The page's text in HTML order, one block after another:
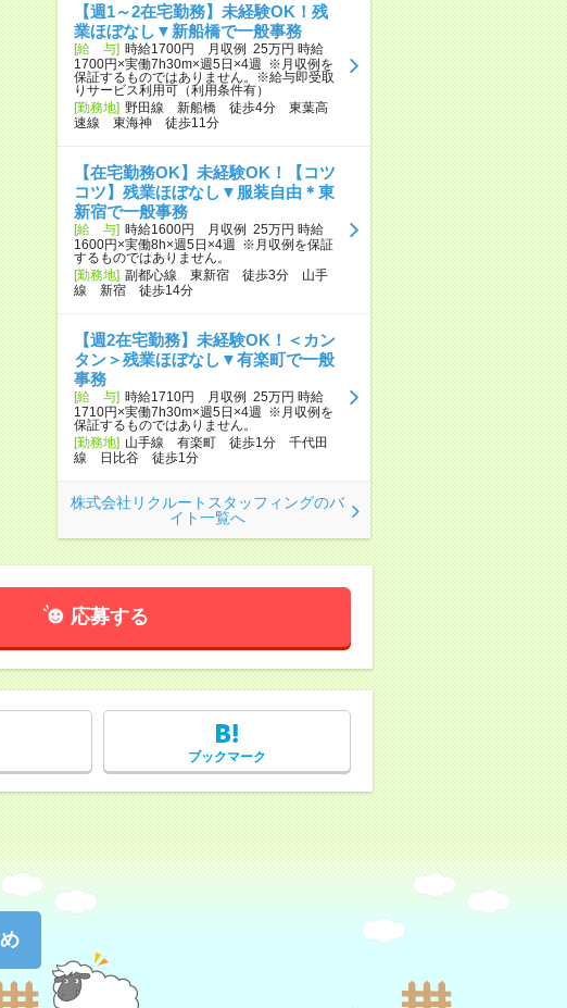
【週1～2在宅勤務】未経験OK！残
業ほぼなし▼新船橋で一般事務
[給 与] 時給1700円 月収例 25万円 時給
1700円×実働7h30m×週5日×4週 ※月収例を
保証するものではありません。※給与即受取
りサービス利用可（利用条件有）
[勤務地] 野田線 新船橋 徒歩4分 東葉高
速線 東海神 徒歩11分
【在宅勤務OK】未経験OK！【コツ
コツ】残業ほぼなし▼服装自由＊東
新宿で一般事務
[給 与] 時給1600円 月収例 25万円 時給
1600円×実働8h×週5日×4週 ※月収例を保証
するものではありません。
[勤務地] 副都心線 東新宿 徒歩3分 山手
線 新宿 徒歩14分
【週2在宅勤務】未経験OK！＜カン
タン＞残業ほぼなし▼有楽町で一般
事務
[給 与] 時給1710円 月収例 25万円 時給
1710円×実働7h30m×週5日×4週 ※月収例を
保証するものではありません。
[勤務地] 山手線 有楽町 徒歩1分 千代田
線 日比谷 徒歩1分
株式会社リクルートスタッフィングのバ
イト一覧へ
応募する
ブックマーク